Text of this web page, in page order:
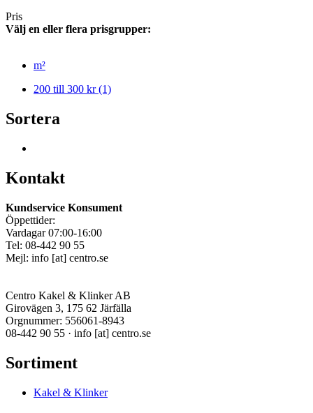
Pris
Välj en eller flera prisgrupper:
m²
200 till 300 kr(1)
Sortera
Kontakt
Kundservice Konsument
Öppettider:
Vardagar 07:00-16:00
Tel: 08-442 90 55
Mejl: info [at] centro.se
Centro Kakel & Klinker AB
Girovägen 3, 175 62 Järfälla
Orgnummer: 556061-8943
08-442 90 55 · info [at] centro.se
Sortiment
Kakel & Klinker